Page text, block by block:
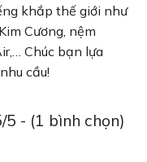
khắp thế giới như
Cương, nệm
Chúc bạn lựa
cầu!
5 - (1 bình chọn)